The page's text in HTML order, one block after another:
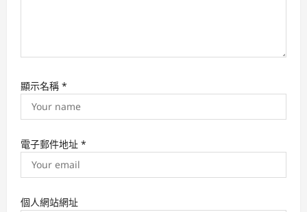
顯示名稱 *
電子郵件地址 *
個人網站網址